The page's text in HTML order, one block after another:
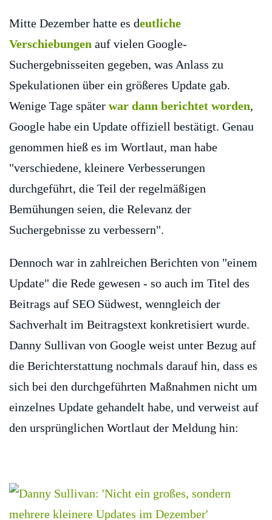
Mitte Dezember hatte es deutliche
Verschiebungen auf vielen Google-
Suchergebnisseiten gegeben, was Anlass zu
Spekulationen über ein größeres Update gab.
Wenige Tage später war dann berichtet worden,
Google habe ein Update offiziell bestätigt. Genau
genommen hieß es im Wortlaut, man habe
"verschiedene, kleinere Verbesserungen
durchgeführt, die Teil der regelmäßigen
Bemühungen seien, die Relevanz der
Suchergebnisse zu verbessern".
Dennoch war in zahlreichen Berichten von "einem
Update" die Rede gewesen - so auch im Titel des
Beitrags auf SEO Südwest, wenngleich der
Sachverhalt im Beitragstext konkretisiert wurde.
Danny Sullivan von Google weist unter Bezug auf
die Berichterstattung nochmals darauf hin, dass es
sich bei den durchgeführten Maßnahmen nicht um
einzelnes Update gehandelt habe, und verweist auf
den ursprünglichen Wortlaut der Meldung hin: